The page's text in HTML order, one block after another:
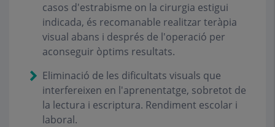
casos d'estrabisme on la cirurgia estigui
indicada, és recomanable realitzar teràpia
visual abans i després de l'operació per
aconseguir òptims resultats.
Eliminació de les dificultats visuals que
interfereixen en l'aprenentatge, sobretot de
la lectura i escriptura. Rendiment escolar i
laboral.